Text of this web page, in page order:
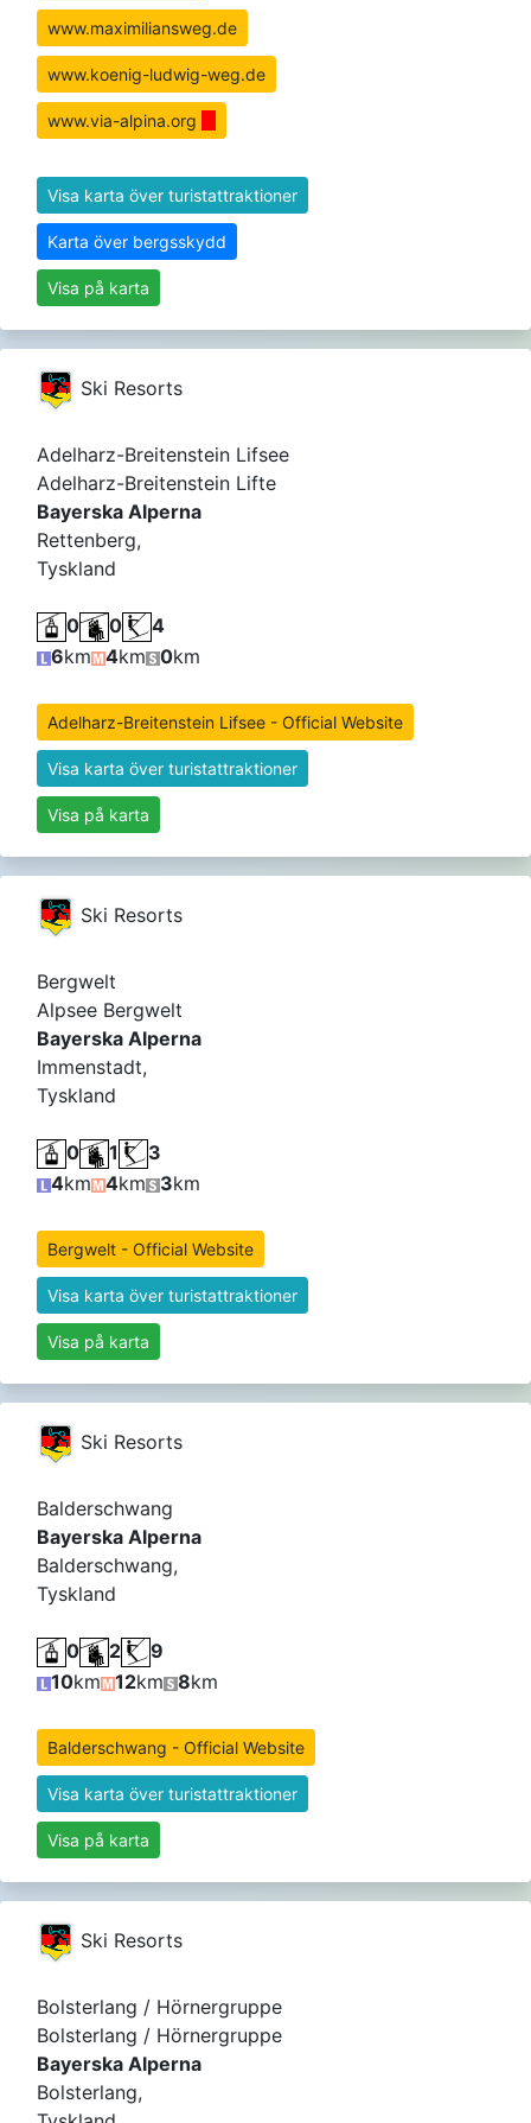
www.maximiliansweg.de
www.koenig-ludwig-weg.de
www.via-alpina.org
Visa karta över turistattraktioner
Karta över bergsskydd
Visa på karta
Ski Resorts
Adelharz-Breitenstein Lifsee
Adelharz-Breitenstein Lifte
Bayerska Alperna
Rettenberg,
Tyskland
0 0
4
6km 4km 0km
Adelharz-Breitenstein Lifsee - Official Website
Visa karta över turistattraktioner
Visa på karta
Ski Resorts
Bergwelt
Alpsee Bergwelt
Bayerska Alperna
Immenstadt,
Tyskland
0 1
3
4km 4km 3km
Bergwelt - Official Website
Visa karta över turistattraktioner
Visa på karta
Ski Resorts
Balderschwang
Bayerska Alperna
Balderschwang,
Tyskland
0 2
9
10km 12km 8km
Balderschwang - Official Website
Visa karta över turistattraktioner
Visa på karta
Ski Resorts
Bolsterlang / Hörnergruppe
Bolsterlang / Hörnergruppe
Bayerska Alperna
Bolsterlang,